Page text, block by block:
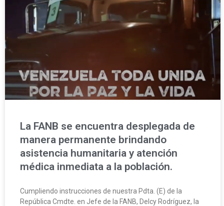
La FANB se encuentra desplegada de
manera permanente brindando
asistencia humanitaria y atención
médica inmediata a la población.
Cumpliendo instrucciones de nuestra Pdta. (E) de la
República Cmdte. en Jefe de la FANB, Delcy Rodríguez, la